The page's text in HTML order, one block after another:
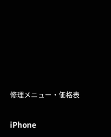
修理メニュー・価格表
iPhone